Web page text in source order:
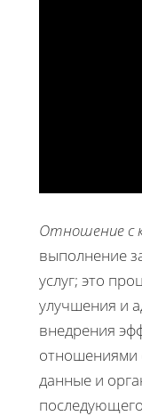
Отношение с
выполнение
услуг; это
улучшения и
внедрения
отношениями
данные и